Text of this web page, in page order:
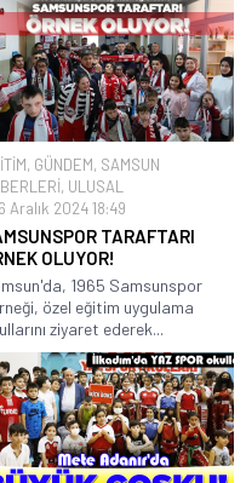
, GÜNDEM, SAMSUN
, ULUSAL
6 Aralık 2024 18:49
TARAFTARI
OLUYOR!
1965 Samsunspor
özel eğitim uygulama
ziyaret ederek...